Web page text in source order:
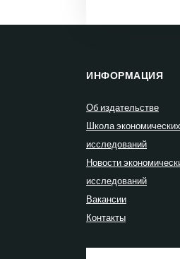
ИНФОРМАЦИЯ
Об издательстве
Школа экономических
исследований
Новости
исследований
Вакансии
Контакты